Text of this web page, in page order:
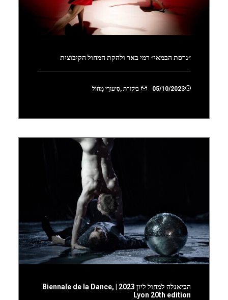
״גרסת הבמאי״ רמי באר ולהקת המחול הקיבוצית
05/10/2023 ביקורת ,סִיעוּרֵי מָחוֹל
הביאנלה למחול ליון 2023 | Biennale de la Dance,
Lyon 20th edition